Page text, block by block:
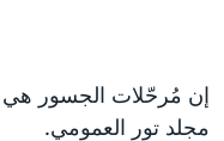
إن مُرحّلات الجسور هي
مجلد تور العمومي.